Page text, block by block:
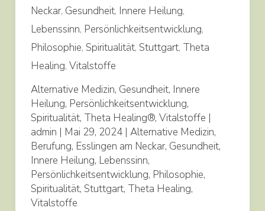
Neckar, Gesundheit, Innere Heilung,
Lebenssinn, Persönlichkeitsentwicklung,
Philosophie, Spiritualität, Stuttgart, Theta
Healing, Vitalstoffe
Alternative Medizin, Gesundheit, Innere
Heilung, Persönlichkeitsentwicklung,
Spiritualität, Theta Healing®, Vitalstoffe |
admin | Mai 29, 2024 | Alternative Medizin,
Berufung, Esslingen am Neckar, Gesundheit,
Innere Heilung, Lebenssinn,
Persönlichkeitsentwicklung, Philosophie,
Spiritualität, Stuttgart, Theta Healing,
Vitalstoffe